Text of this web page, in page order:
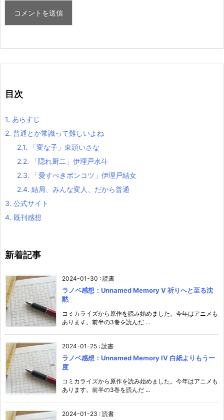
目次
1. あらすじ
2. 普通とか常識って難しいよね
2.1. 「変な子」東頭いさな
2.2. 「隠れ厨二」伊理戸水斗
2.3. 「愛すべきポンコツ」伊理戸結女
2.4. 結局、みんな変人、だから普通
3. 公式サイト
4. 既刊感想
新着記事
2024-01-30 : 読書
ラノベ感想：Unnamed Memory V 祈りへと至る沈
黙
コミカライズから原作を読み始めました。今年はアニメも
あります。前半の3巻を読んだ ...
2024-01-25 : 読書
ラノベ感想：Unnamed Memory IV 白紙よりもう一
度
コミカライズから原作を読み始めました。今年はアニメも
あります。前半の3巻を読んだ ...
2024-01-23 : 読書